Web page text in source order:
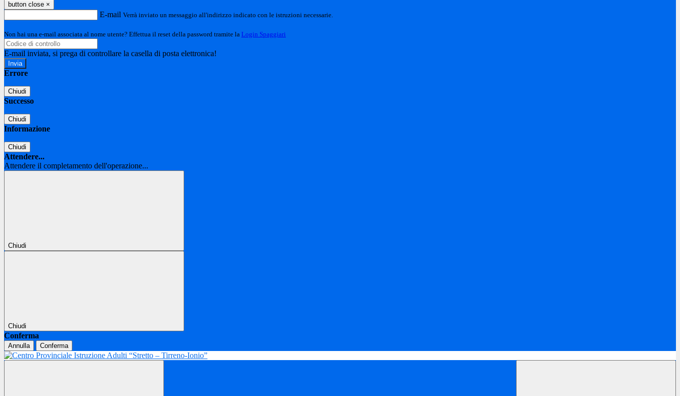
button close ×
E-mail Verrà inviato un messaggio all'indirizzo indicato con le istruzioni necessarie.
Non hai una e-mail associata al nome utente? Effettua il reset della password tramite la Login Spaggiari
E-mail inviata, si prega di controllare la casella di posta elettronica!
Errore
Chiudi
Successo
Chiudi
Informazione
Chiudi
Attendere...
Attendere il completamento dell'operazione...
Chiudi
Chiudi
Conferma
Annulla Conferma